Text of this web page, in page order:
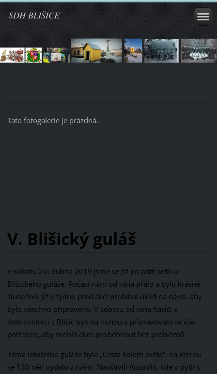
SDH BLIŠICE
Tato fotogalerie je prázdná.
V. Blišický guláš
V sobotu 20. dubna 2019 jsme se již po páté sešli u
Blišického guláše. Počasí nám od rána přálo a bylo krásně
slunečno. Již v týdnu před akcí probíhal úklid na návsi, aby
bylo všechno připraveno. V sobotu od rána hasiči a
dobrovolnici z Blišic byli na nohou a připravovalo se vše
potřebné, aby mohla akce proběhnout bez problémů.
Téma letošního guláše byla „Cesta kolem světa“, na kterou
se 130 dětí vydalo z návsi. Navštívili Austrálii, kde v pytli s